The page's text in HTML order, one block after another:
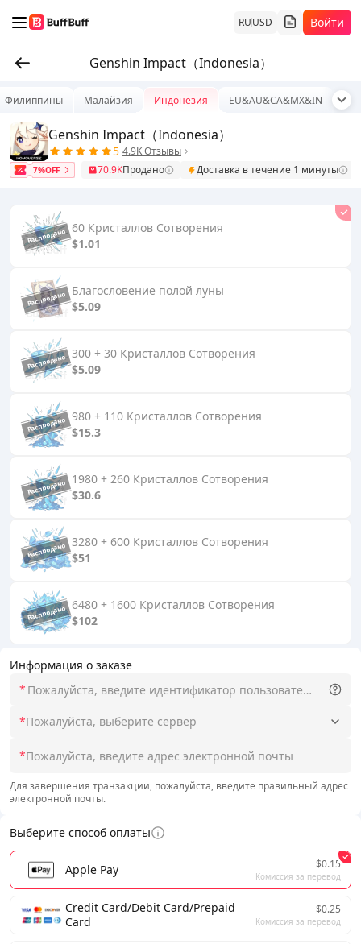
RUUSD Войти
Genshin Impact（Indonesia）
Информация о заказе
*
*Пожалуйста, выберите сервер
*
Для завершения транзакции, пожалуйста, введите правильный адрес
электронной почты.
Выберите способ оплаты
Apple Pay $0.15
Комиссия за перевод
Credit Card/Debit Card/Prepaid
Card
$0.25
Комиссия за перевод
Филиппины Малайзия Индонезия EU&AU&CA&MX&IN
Genshin Impact（Indonesia）
5 4.9K Отзывы
7%OFF 70.9KПродано Доставка в течение 1 минуты
60 Кристаллов Сотворения
$1.01
Благословение полой луны
$5.09
300 + 30 Кристаллов Сотворения
$5.09
980 + 110 Кристаллов Сотворения
$15.3
1980 + 260 Кристаллов Сотворения
$30.6
3280 + 600 Кристаллов Сотворения
$51
6480 + 1600 Кристаллов Сотворения
$102